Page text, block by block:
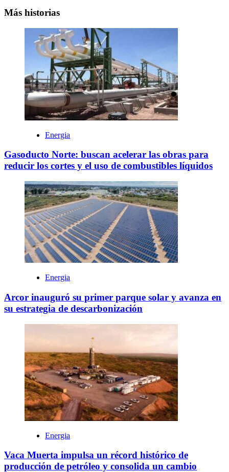
Más historias
Energia
Gasoducto Norte: buscan acelerar las obras para
reducir los cortes y el uso de combustibles líquidos
Energia
Arcor inauguró su primer parque solar y avanza en
su estrategia de descarbonización
Energia
Vaca Muerta impulsa un récord histórico de
producción de petróleo y consolida un cambio